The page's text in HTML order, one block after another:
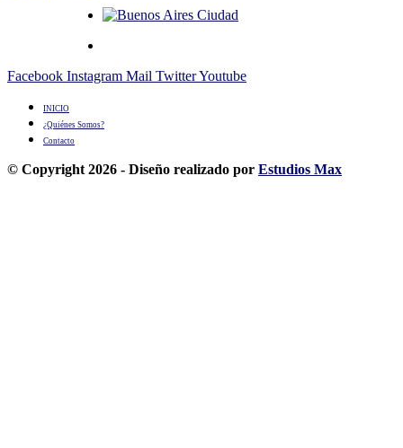
Facebook Instagram Mail TwitterYoutube
INICIO
¿Quiénes Somos?
Contacto
© Copyright 2026 - Diseño realizado por Estudios Max